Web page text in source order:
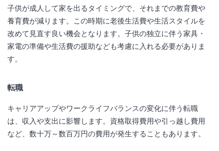
子供が成人して家を出るタイミングで、それまでの教育費や
養育費が減ります。この時期に老後生活費や生活スタイルを
改めて見直す良い機会となります。子供の独立に伴う家具・
家電の準備や生活費の援助なども考慮に入れる必要がありま
す。
転職
キャリアアップやワークライフバランスの変化に伴う転職
は、収入や支出に影響します。資格取得費用や引っ越し費用
など、数十万～数百万円の費用が発生することもあります。